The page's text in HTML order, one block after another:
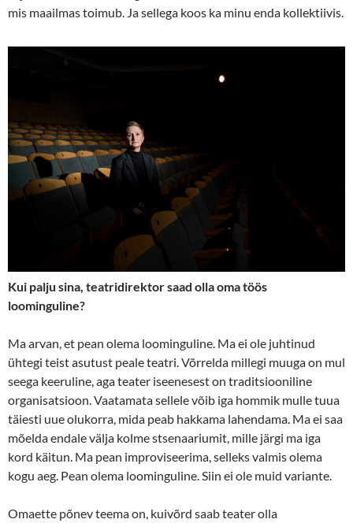
mis maailmas toimub. Ja sellega koos ka minu enda kollektiivis.
Kui palju sina, teatridirektor saad olla oma töös
loominguline?
Ma arvan, et pean olema loominguline. Ma ei ole juhtinud
ühtegi teist asutust peale teatri. Võrrelda millegi muuga on mul
seega keeruline, aga teater iseenesest on traditsiooniline
organisatsioon. Vaatamata sellele võib iga hommik mulle tuua
täiesti uue olukorra, mida peab hakkama lahendama. Ma ei saa
mõelda endale välja kolme stsenaariumit, mille järgi ma iga
kord käitun. Ma pean improviseerima, selleks valmis olema
kogu aeg. Pean olema loominguline. Siin ei ole muid variante.
Omaette põnev teema on, kuivõrd saab teater olla